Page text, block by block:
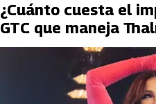
¿Cuánto cuesta el
GTC que maneja